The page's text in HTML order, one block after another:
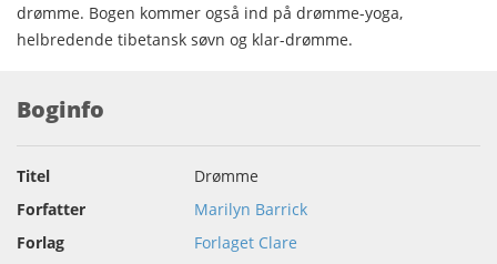
drømme. Bogen kommer også ind på drømme-yoga,
helbredende tibetansk søvn og klar-drømme.
Boginfo
Titel
Drømme
Forfatter
Marilyn Barrick
Forlag
Forlaget Clare